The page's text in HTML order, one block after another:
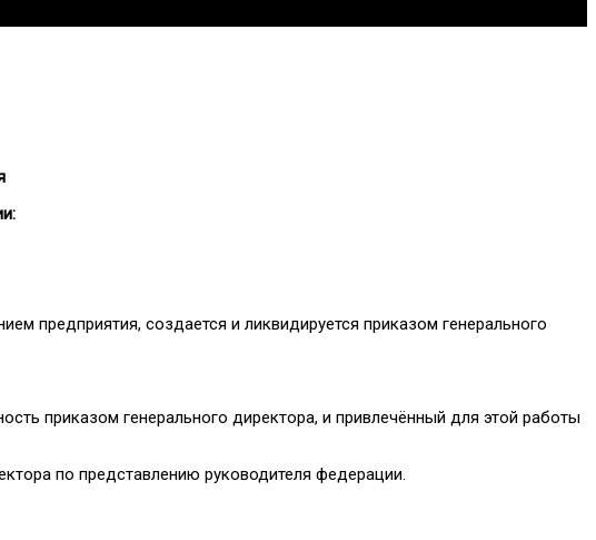
предприятия, создается и ликвидируется приказом генерального
приказом генерального директора, и привлечённый для этой работы
по представлению руководителя федерации.